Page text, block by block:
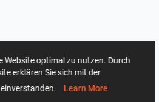
Website optimal zu nutzen. Durch
erklären Sie sich mit der
einverstanden. Learn More